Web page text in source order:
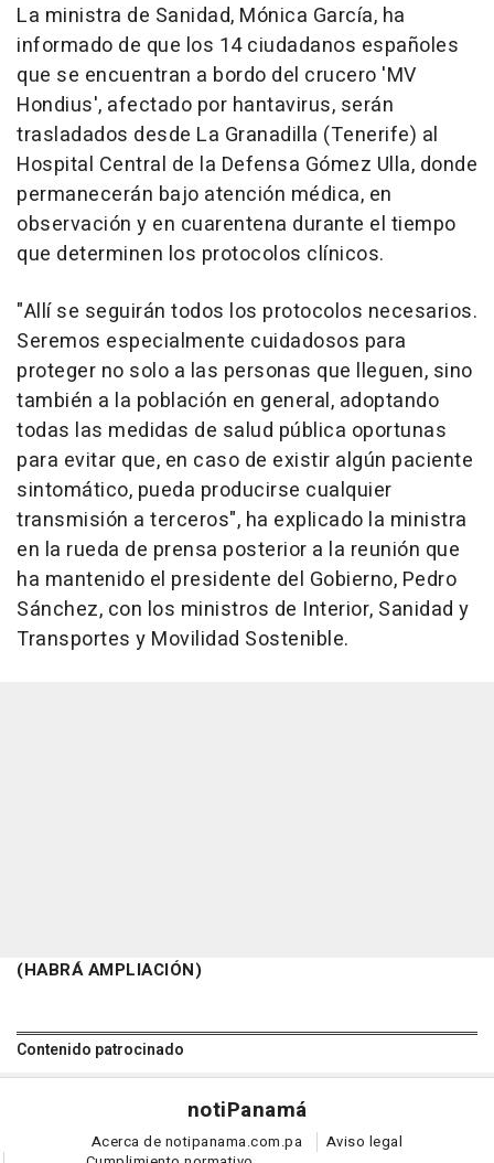
La ministra de Sanidad, Mónica García, ha
informado de que los 14 ciudadanos españoles
que se encuentran a bordo del crucero 'MV
Hondius', afectado por hantavirus, serán
trasladados desde La Granadilla (Tenerife) al
Hospital Central de la Defensa Gómez Ulla, donde
permanecerán bajo atención médica, en
observación y en cuarentena durante el tiempo
que determinen los protocolos clínicos.
"Allí se seguirán todos los protocolos necesarios.
Seremos especialmente cuidadosos para
proteger no solo a las personas que lleguen, sino
también a la población en general, adoptando
todas las medidas de salud pública oportunas
para evitar que, en caso de existir algún paciente
sintomático, pueda producirse cualquier
transmisión a terceros", ha explicado la ministra
en la rueda de prensa posterior a la reunión que
ha mantenido el presidente del Gobierno, Pedro
Sánchez, con los ministros de Interior, Sanidad y
Transportes y Movilidad Sostenible.
(HABRÁ AMPLIACIÓN)
Contenido patrocinado
notiPanamá
Acerca de notipanama.com.pa
Aviso legal